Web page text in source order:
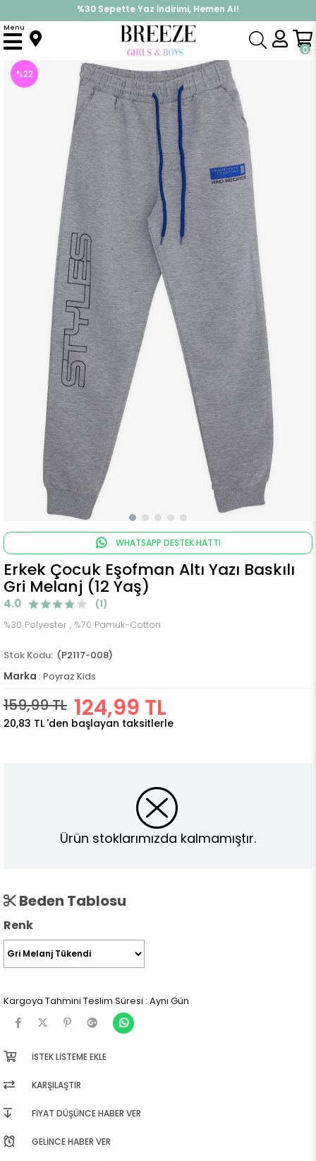
%30 Sepette Yaz İndirimi, Hemen Al!
İndirimlere ek %10 İndirimi Kap, Hemen Üye Ol!
0
Menu
Anasayfa Alt Giyim Eşofman Altı Erkek Çocuk Eşofman Altı Yazı Baskılı Gri Melanj (12 Yaş)
%22
WHATSAPP DESTEK HATTI
Erkek Çocuk Eşofman Altı Yazı Baskılı
Gri Melanj (12 Yaş)
4.0 (1)
%30 Polyester , %70 Pamuk-Cotton
(P2117-008)
Marka : Poyraz Kids
159,99 TL 124,99 TL
20,83 TL 'den başlayan taksitlerle
Ürün stoklarımızda kalmamıştır.
Beden Tablosu
Renk
Kargoya Tahmini Teslim Süresi : Aynı Gün
İSTEK LISTEME EKLE
KARŞILAŞTIR
FIYAT DÜŞÜNCE HABER VER
GELINCE HABER VER